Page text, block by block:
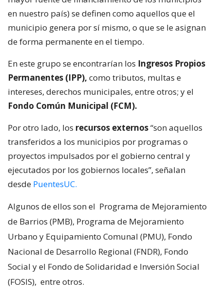
en nuestro país) se definen como aquellos que el
municipio genera por sí mismo, o que se le asignan
de forma permanente en el tiempo.
En este grupo se encontrarían los Ingresos Propios
Permanentes (IPP), como tributos, multas e
intereses, derechos municipales, entre otros; y el
Fondo Común Municipal (FCM).
Por otro lado, los recursos externos“son aquellos
transferidos a los municipios por programas o
proyectos impulsados por el gobierno central y
ejecutados por los gobiernos locales”, señalan
desde PuentesUC.
Algunos de ellos son el Programa de Mejoramiento
de Barrios (PMB), Programa de Mejoramiento
Urbano y Equipamiento Comunal (PMU), Fondo
Nacional de Desarrollo Regional (FNDR), Fondo
Social y el Fondo de Solidaridad e Inversión Social
(FOSIS), entre otros.